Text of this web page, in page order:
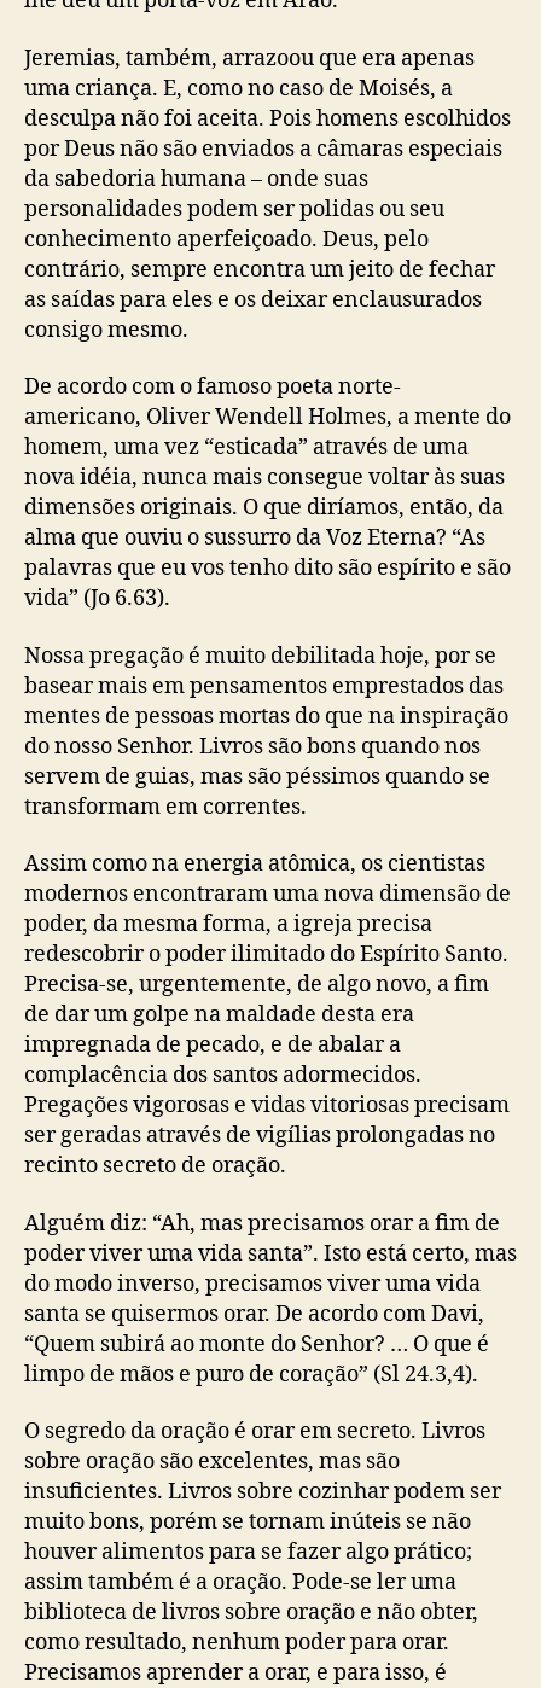
t
o
o
r
ó
p
r
i
o
(
L
e
o
n
a
R
a
v
e
n
h
)
Jeremias, também, arrazoou que era apenas
uma criança. E, como no caso de Moisés, a
desculpa não foi aceita. Pois homens escolhidos
por Deus não são enviados a câmaras especiais
da sabedoria humana – onde suas
personalidades podem ser polidas ou seu
conhecimento aperfeiçoado. Deus, pelo
contrário, sempre encontra um jeito de fechar
as saídas para eles e os deixar enclausurados
consigo mesmo.
De acordo com o famoso poeta norte-
americano, Oliver Wendell Holmes, a mente do
homem, uma vez “esticada” através de uma
nova idéia, nunca mais consegue voltar às suas
dimensões originais. O que diríamos, então, da
alma que ouviu o sussurro da Voz Eterna? “As
palavras que eu vos tenho dito são espírito e são
vida” (Jo 6.63).
Nossa pregação é muito debilitada hoje, por se
basear mais em pensamentos emprestados das
mentes de pessoas mortas do que na inspiração
do nosso Senhor. Livros são bons quando nos
servem de guias, mas são péssimos quando se
transformam em correntes.
Assim como na energia atômica, os cientistas
modernos encontraram uma nova dimensão de
poder, da mesma forma, a igreja precisa
redescobrir o poder ilimitado do Espírito Santo.
Precisa-se, urgentemente, de algo novo, a fim
de dar um golpe na maldade desta era
impregnada de pecado, e de abalar a
complacência dos santos adormecidos.
Pregações vigorosas e vidas vitoriosas precisam
ser geradas através de vigílias prolongadas no
recinto secreto de oração.
Alguém diz: “Ah, mas precisamos orar a fim de
poder viver uma vida santa”. Isto está certo, mas
do modo inverso, precisamos viver uma vida
santa se quisermos orar. De acordo com Davi,
“Quem subirá ao monte do Senhor? … O que é
limpo de mãos e puro de coração” (Sl 24.3,4).
O segredo da oração é orar em secreto. Livros
sobre oração são excelentes, mas são
insuficientes. Livros sobre cozinhar podem ser
muito bons, porém se tornam inúteis se não
houver alimentos para se fazer algo prático;
assim também é a oração. Pode-se ler uma
biblioteca de livros sobre oração e não obter,
como resultado, nenhum poder para orar.
Precisamos aprender a orar, e para isso, é